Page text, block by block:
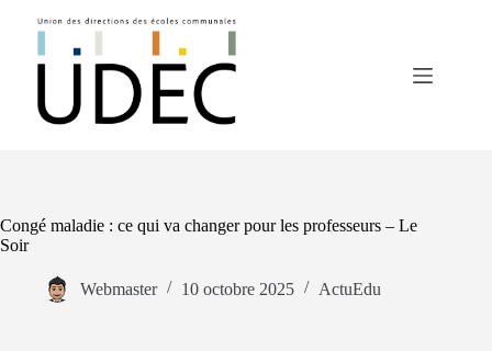
Congé maladie : ce qui va changer pour les professeurs – Le
Soir
Webmaster 10 octobre 2025 ActuEdu